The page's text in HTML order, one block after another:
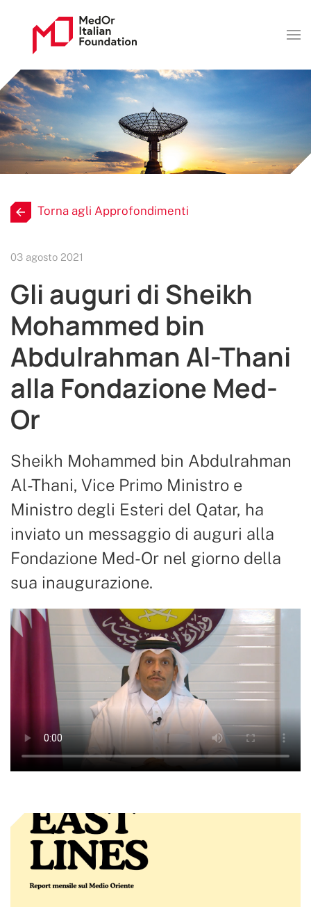
Torna agli Approfondimenti
03 agosto 2021
Gli auguri di Sheikh
Mohammed bin
Abdulrahman Al-Thani
alla Fondazione Med-
Or
Sheikh Mohammed bin Abdulrahman
Al-Thani, Vice Primo Ministro e
Ministro degli Esteri del Qatar, ha
inviato un messaggio di auguri alla
Fondazione Med-Or nel giorno della
sua inaugurazione.